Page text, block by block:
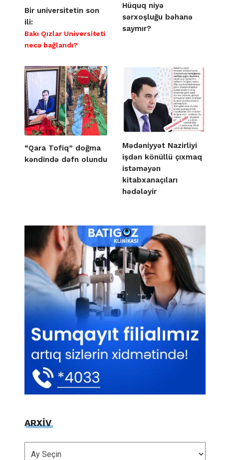
Bir universitetin son
ili:
Bakı Qızlar Universiteti
necə bağlandı?
Hüquq niyə
sərxoşluğu bəhanə
saymır?
“Qara Tofiq” doğma
kəndində dəfn olundu
Mədəniyyət Nazirliyi
işdən könüllü çıxmaq
istəməyən
kitabxanaçıları
hədələyir
ARXİV
ARXİV